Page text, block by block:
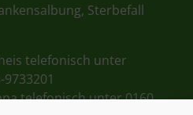
Sterbefall
telefonisch unter
telefonisch unter 0160